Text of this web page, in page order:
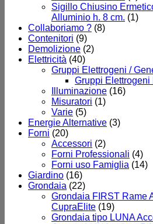
Sigillo Chiusino
Alluminio h. 8 cm. (1)
Collaboriamo ? (8)
Contenitori (9)
Demolizione (2)
Elettricità (40)
Gruppi Elettrogeni /
Gruppi Elettrogeni
Illuminazione (16)
Misuratori (1)
Varie (5)
Energie Alternative (3)
Forni (20)
Accessori (2)
Forni Professionali (4)
Forni uso Famiglia (14)
Giardino (16)
Grondaia (22)
Grondaia FIRST Rame
CupraElite (19)
Grondaia tipo LUNA